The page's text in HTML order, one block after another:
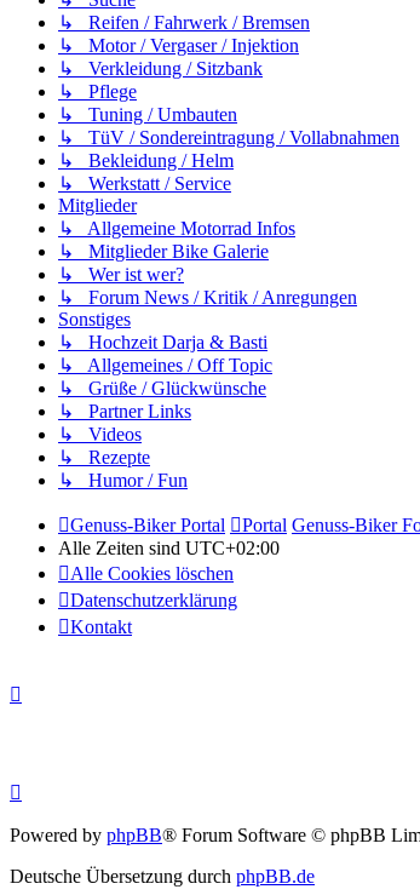
↳ Reifen / Fahrwerk / Bremsen
↳ Motor / Vergaser / Injektion
↳ Verkleidung / Sitzbank
↳ Pflege
↳ Tuning / Umbauten
↳ TüV / Sondereintragung / Vollabnahmen
↳ Bekleidung / Helm
↳ Werkstatt / Service
Mitglieder
↳ Allgemeine Motorrad Infos
↳ Mitglieder Bike Galerie
↳ Wer ist wer?
↳ Forum News / Kritik / Anregungen
Sonstiges
↳ Hochzeit Darja & Basti
↳ Allgemeines / Off Topic
↳ Grüße / Glückwünsche
↳ Partner Links
↳ Videos
↳ Rezepte
↳ Humor / Fun
Genuss-Biker Portal Portal Genuss-Biker
Alle Zeiten sind UTC+02:00
Alle Cookies löschen
Datenschutzerklärung
Kontakt
Powered by phpBB® Forum Software © phpBB
Deutsche Übersetzung durch phpBB.de